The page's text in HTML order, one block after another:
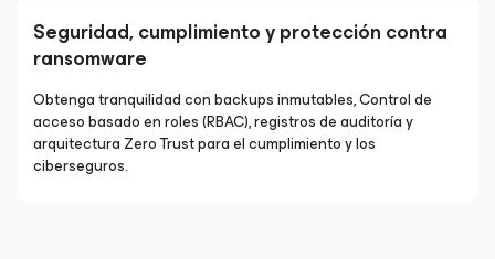
Seguridad, cumplimiento y protección contra
ransomware
Obtenga tranquilidad con backups inmutables, Control de
acceso basado en roles (RBAC), registros de auditoría y
arquitectura Zero Trust para el cumplimiento y los
ciberseguros.